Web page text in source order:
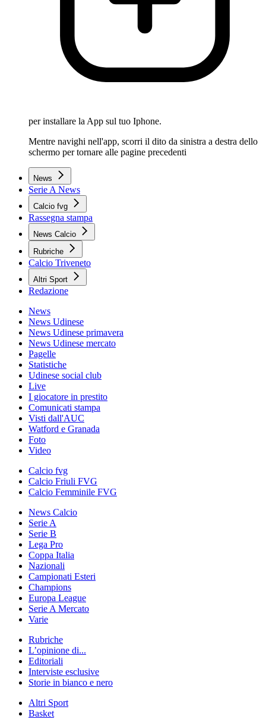
per installare la App sul tuo Iphone.
Mentre navighi nell'app, scorri il dito da sinistra a destra dello
schermo per tornare alle pagine precedenti
News
Serie A News
Calcio fvg
Rassegna stampa
News Calcio
Rubriche
Calcio Triveneto
Altri Sport
Redazione
News
News Udinese
News Udinese primavera
News Udinese mercato
Pagelle
Statistiche
Udinese social club
Live
I giocatore in prestito
Comunicati stampa
Visti dall'AUC
Watford e Granada
Foto
Video
Calcio fvg
Calcio Friuli FVG
Calcio Femminile FVG
News Calcio
Serie A
Serie B
Lega Pro
Coppa Italia
Nazionali
Campionati Esteri
Champions
Europa League
Serie A Mercato
Varie
Rubriche
L’opinione di...
Editoriali
Interviste esclusive
Storie in bianco e nero
Altri Sport
Basket